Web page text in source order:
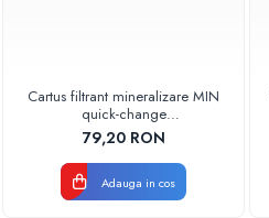
Cartus filtrant mineralizare MIN
quick-change
AQUA07000711010 Aquapur
Valhoh Valrom
79,20 RON
Adauga in cos